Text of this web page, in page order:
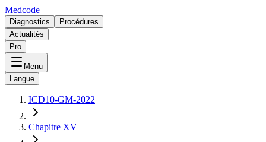
Medcode
Diagnostics
Procédures
Actualités
Pro
Menu
Langue
ICD10-GM-2022
Chapitre XV